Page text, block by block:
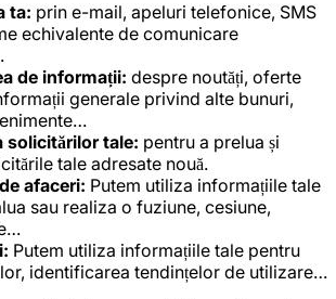
ta: prin e-mail, apeluri telefonice, SMS
echivalente de comunicare
de informații: despre noutăți, oferte
generale privind alte bunuri,
solicitărilor tale: pentru a prelua și
tale adresate nouă.
afaceri: Putem utiliza informațiile tale
sau realiza o fuziune, cesiune,
Putem utiliza informațiile tale pentru
identificarea tendințelor de utilizare…